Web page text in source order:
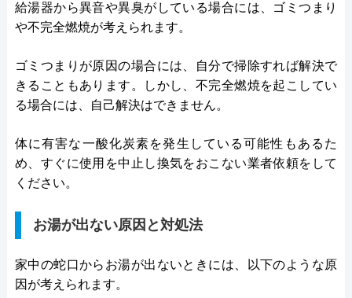
給湯器から異音や異臭がしている場合には、ゴミつまり
や不完全燃焼が考えられます。
ゴミつまりが原因の場合には、自分で掃除すれば解決で
きることもあります。しかし、不完全燃焼を起こしてい
る場合には、自己解決はできません。
体に有害な一酸化炭素を発生している可能性もあるた
め、すぐに使用を中止し換気をおこない業者依頼をして
ください。
お湯が出ない原因と対処法
家中の蛇口からお湯が出ないときには、以下のような原
因が考えられます。